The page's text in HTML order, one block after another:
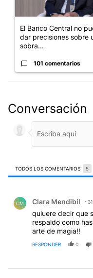
El Banco Central no
dar precisiones sobre
sobra...
101 comentarios
Conversación
TODOS LOS COMENTARIOS 5
CM Clara Mendibil
quiuere decir que
respaldo como
arte de magia!!
RESPONDER 0